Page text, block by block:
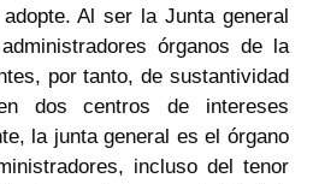
Al ser la Junta general
órganos de la
por tanto, de sustantividad
dos centros de intereses
la junta general es el órgano
incluso del tenor